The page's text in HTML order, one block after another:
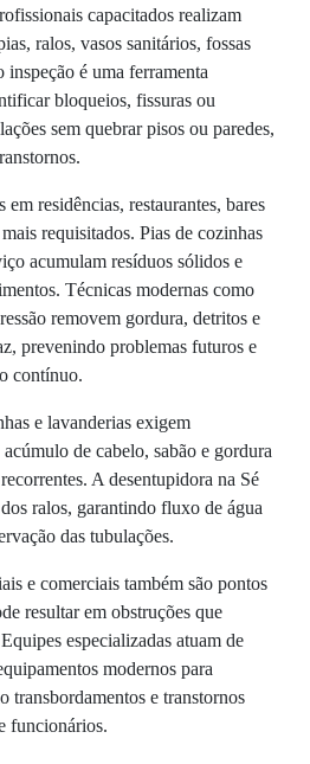
capacitados realizam
ralos, vasos sanitários, fossas
inspeção é uma ferramenta
bloqueios, fissuras ou
sem quebrar pisos ou paredes,
residências, restaurantes, bares
requisitados. Pias de cozinhas
acumulam resíduos sólidos e
Técnicas modernas como
removem gordura, detritos e
prevenindo problemas futuros e
contínuo.
e lavanderias exigem
de cabelo, sabão e gordura
A desentupidora na Sé
ralos, garantindo fluxo de água
das tubulações.
e comerciais também são pontos
resultar em obstruções que
especializadas atuam de
modernos para
transbordamentos e transtornos
funcionários.